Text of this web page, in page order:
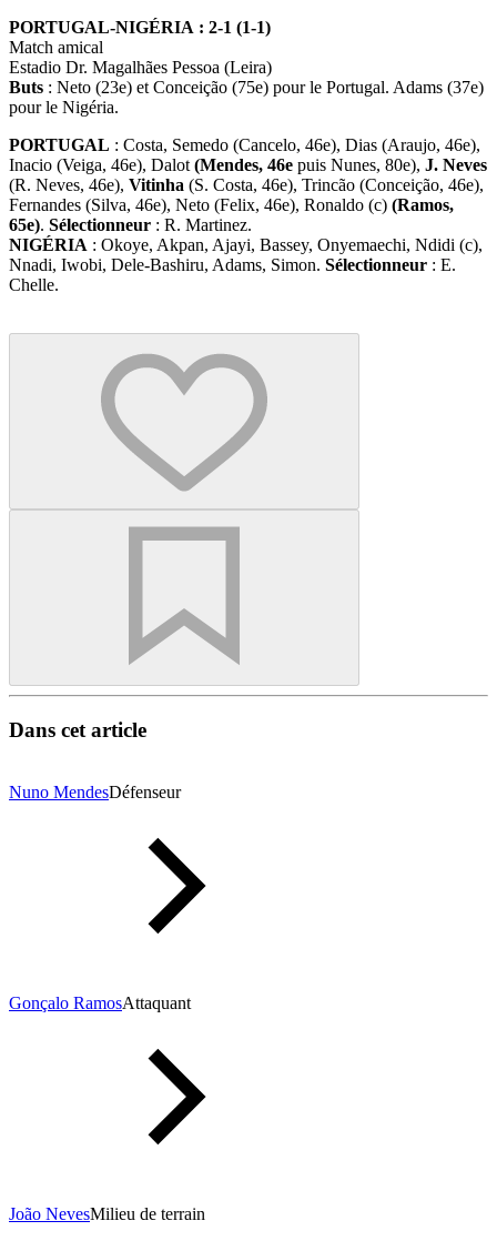
PORTUGAL-NIGÉRIA : 2-1 (1-1)
Match amical
Estadio Dr. Magalhães Pessoa (Leira)
Buts : Neto (23e) et Conceição (75e) pour le Portugal. Adams (37e)
pour le Nigéria.
PORTUGAL : Costa, Semedo (Cancelo, 46e), Dias (Araujo, 46e),
Inacio (Veiga, 46e), Dalot (Mendes, 46e puis Nunes, 80e), J. Neves
(R. Neves, 46e), Vitinha (S. Costa, 46e), Trincão (Conceição, 46e),
Fernandes (Silva, 46e), Neto (Felix, 46e), Ronaldo (c) (Ramos,
65e). Sélectionneur : R. Martinez.
NIGÉRIA : Okoye, Akpan, Ajayi, Bassey, Onyemaechi, Ndidi (c),
Nnadi, Iwobi, Dele-Bashiru, Adams, Simon. Sélectionneur : E.
Chelle.
Dans cet article
Nuno MendesDéfenseur
Gonçalo RamosAttaquant
João NevesMilieu de terrain